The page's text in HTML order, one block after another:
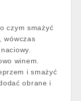
czym smażyć
wówczas
winem.
i smażyć
obrane i